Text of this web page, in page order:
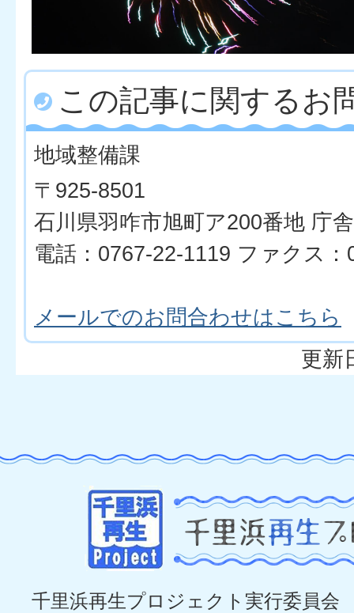
この記事に関するお
地域整備課
〒925-8501
石川県羽咋市旭町ア200番地 庁
電話：0767-22-1119 ファクス：
メールでのお問合わせはこちら
更新
千里浜再生プロジェクト実行委員会